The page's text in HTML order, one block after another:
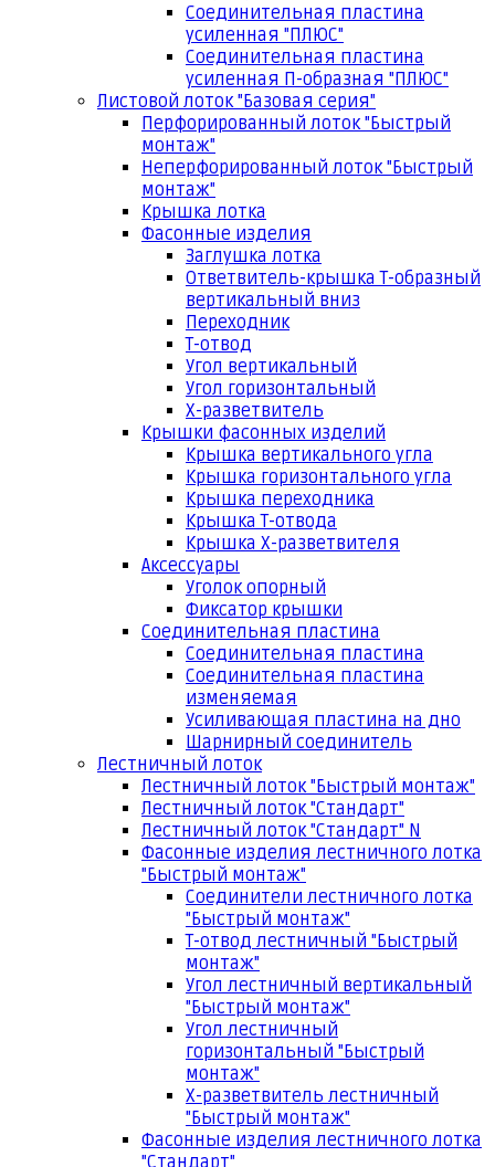
Соединительная пластина
усиленная "ПЛЮС"
Соединительная пластина
усиленная П-образная "ПЛЮС"
Листовой лоток "Базовая серия"
Перфорированный лоток "Быстрый
монтаж"
Неперфорированный лоток "Быстрый
монтаж"
Крышка лотка
Фасонные изделия
Заглушка лотка
Ответвитель-крышка Т-образный
вертикальный вниз
Переходник
Т-отвод
Угол вертикальный
Угол горизонтальный
Х-разветвитель
Крышки фасонных изделий
Крышка вертикального угла
Крышка горизонтального угла
Крышка переходника
Крышка Т-отвода
Крышка Х-разветвителя
Аксессуары
Уголок опорный
Фиксатор крышки
Соединительная пластина
Соединительная пластина
Соединительная пластина
изменяемая
Усиливающая пластина на дно
Шарнирный соединитель
Лестничный лоток
Лестничный лоток "Быстрый монтаж"
Лестничный лоток "Стандарт"
Лестничный лоток "Стандарт" N
Фасонные изделия лестничного лотка
"Быстрый монтаж"
Соединители лестничного лотка
"Быстрый монтаж"
Т-отвод лестничный "Быстрый
монтаж"
Угол лестничный вертикальный
"Быстрый монтаж"
Угол лестничный
горизонтальный "Быстрый
монтаж"
Х-разветвитель лестничный
"Быстрый монтаж"
Фасонные изделия лестничного лотка
"Стандарт"